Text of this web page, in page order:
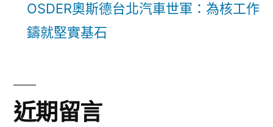
OSDER奧斯德台北汽車世軍：為核工作
鑄就堅實基石
近期留言